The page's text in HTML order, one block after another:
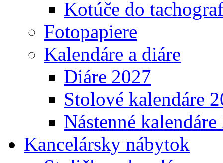
Kotúče do
Fotopapiere
Kalendáre a diáre
Diáre 2027
Stolové kalendáre
Nástenné
Kancelársky nábytok